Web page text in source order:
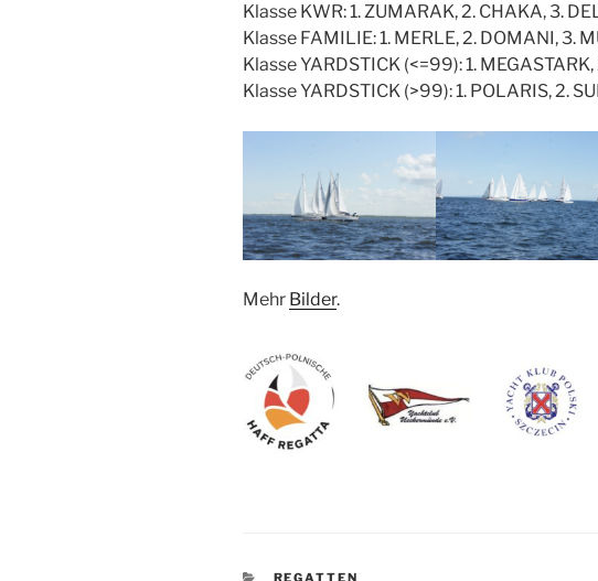
Klasse KWR: 1. ZUMARAK, 2. CHAKA, 3.
Klasse FAMILIE: 1. MERLE, 2. DOMANI, 3.
Klasse YARDSTICK (<=99): 1.
Klasse YARDSTICK (>99): 1. POLARIS, 2.
Mehr Bilder.
KATEGORIEN
REGATTEN